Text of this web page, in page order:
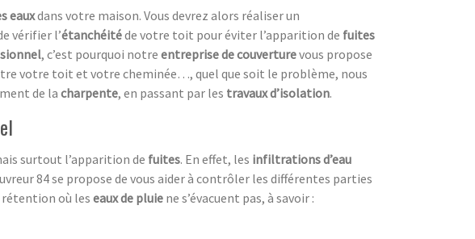
eauxdans votre maison. Vous devrez alors réaliser un
vérifier l’étanchéitéde votre toit pour éviter l’apparition de fuites
, c’est pourquoi notre entreprise de couverturevous propose
votre toit et votre cheminée…, quel que soit le problème, nous
de la charpente, en passant par les travaux d’isolation.
surtout l’apparition de fuites. En effet, les infiltrations d’eau
84 se propose de vous aider à contrôler les différentes parties
rétention où les eaux de pluie ne s’évacuent pas, à savoir :